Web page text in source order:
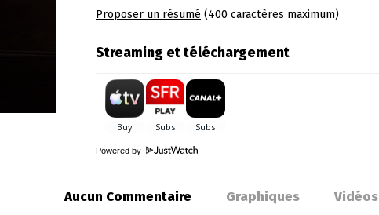
Proposer un résumé (400 caractères maximum)
Streaming et téléchargement
Powered by
Aucun Commentaire Graphiques Vidéos